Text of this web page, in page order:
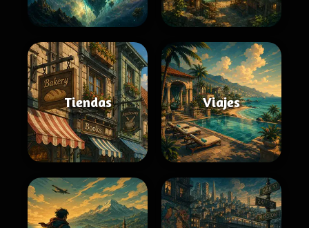
Tiendas Viajes